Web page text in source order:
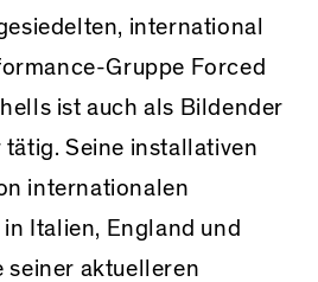
international
Gruppe Forced
ist auch als Bildender
Seine installativen
internationalen
Italien, England und
seiner aktuelleren